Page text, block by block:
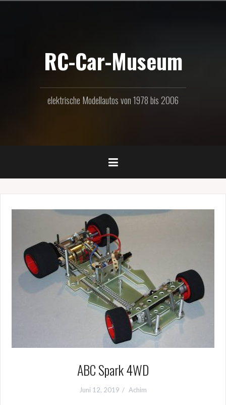
RC-Car-Museum
elektrische Modellautos von 1978 bis 2006
ABC Spark 4WD
Juni 12, 2019 Achim